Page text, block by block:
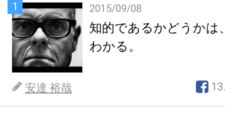
1 2015/09/08
知的であるかどうかは
わかる。
安達 裕哉